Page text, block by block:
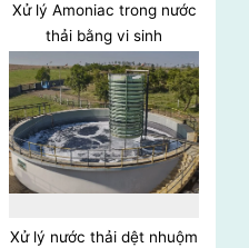
Xử lý Amoniac trong nước
thải bằng vi sinh
Xử lý nước thải dệt nhuộm